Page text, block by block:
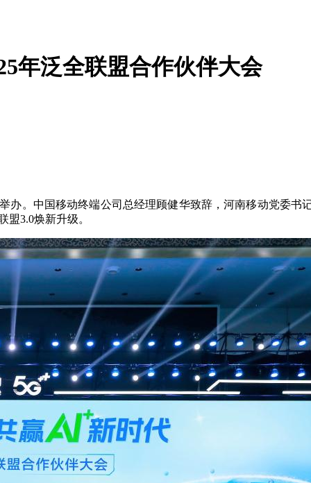
年泛全联盟合作伙伴大会
。中国移动终端公司总经理顾健华致辞，河南移动党委书
3.0焕新升级。